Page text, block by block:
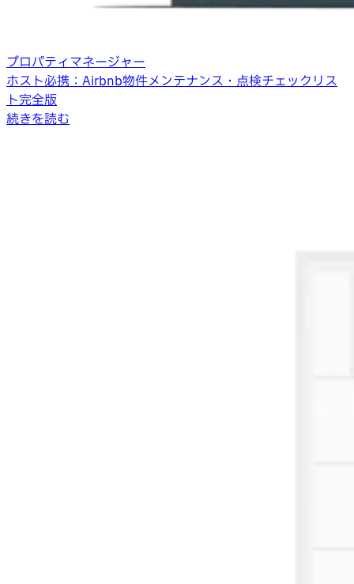
プロパティマネージャー
ホスト必携：Airbnb物件メンテナンス・点検チェックリス
ト完全版
続きを読む